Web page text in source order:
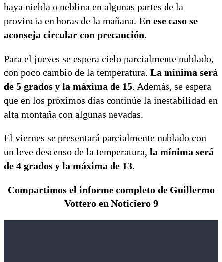
haya niebla o neblina en algunas partes de la
provincia en horas de la mañana. En ese caso se
aconseja circular con precaución.
Para el jueves se espera cielo parcialmente nublado,
con poco cambio de la temperatura. La mínima será
de 5 grados y la máxima de 15. Además, se espera
que en los próximos días continúe la inestabilidad en
alta montaña con algunas nevadas.
El viernes se presentará parcialmente nublado con
un leve descenso de la temperatura, la mínima será
de 4 grados y la máxima de 13.
Compartimos el informe completo de Guillermo
Vottero en Noticiero 9